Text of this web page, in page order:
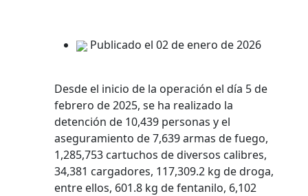
Publicado el 02 de enero de 2026
Desde el inicio de la operación el día 5 de
febrero de 2025, se ha realizado la
detención de 10,439 personas y el
aseguramiento de 7,639 armas de fuego,
1,285,753 cartuchos de diversos calibres,
34,381 cargadores, 117,309.2 kg de droga,
entre ellos, 601.8 kg de fentanilo, 6,102